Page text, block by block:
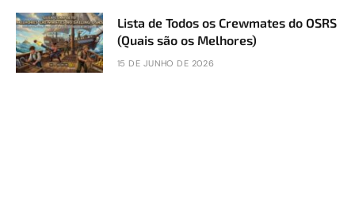
Lista de Todos os Crewmates do OSRS
(Quais são os Melhores)
15 DE JUNHO DE 2026